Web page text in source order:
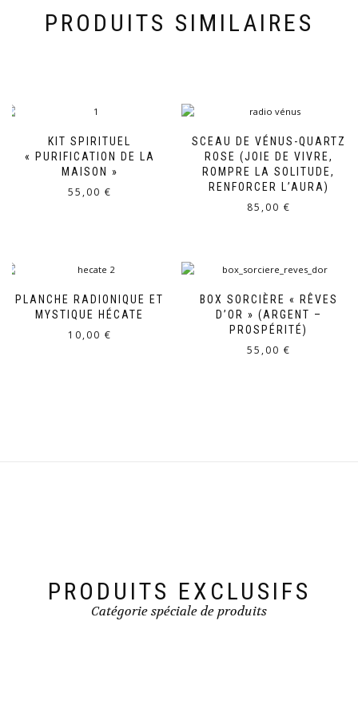
PRODUITS SIMILAIRES
KIT SPIRITUEL
« PURIFICATION DE LA
MAISON »
55,00 €
SCEAU DE VÉNUS-QUARTZ
ROSE (JOIE DE VIVRE,
ROMPRE LA SOLITUDE,
RENFORCER L’AURA)
85,00 €
PLANCHE RADIONIQUE ET
MYSTIQUE HÉCATE
10,00 €
BOX SORCIÈRE « RÊVES
D’OR » (ARGENT –
PROSPÉRITÉ)
55,00 €
PRODUITS EXCLUSIFS
Catégorie spéciale de produits